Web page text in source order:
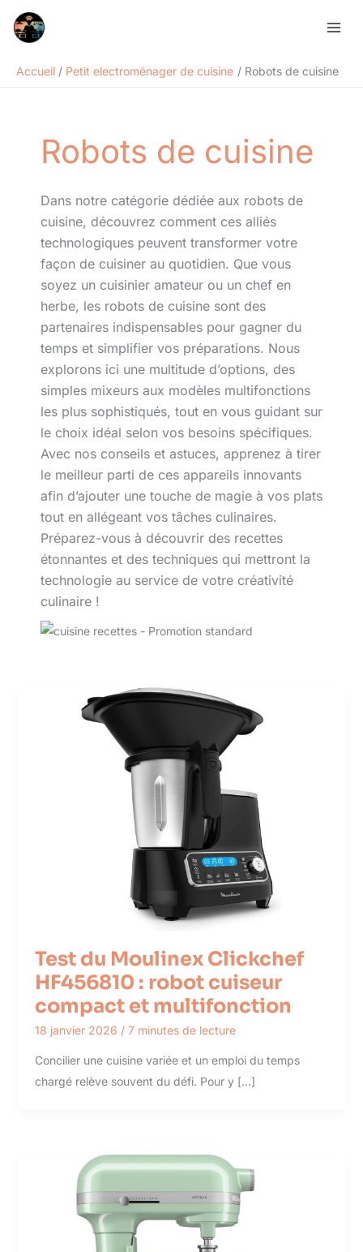
Accueil
Petit electroménager de cuisine Robots de cuisine
Robots de cuisine
Dans notre catégorie dédiée aux robots de
cuisine, découvrez comment ces alliés
technologiques peuvent transformer votre
façon de cuisiner au quotidien. Que vous
soyez un cuisinier amateur ou un chef en
herbe, les robots de cuisine sont des
partenaires indispensables pour gagner du
temps et simplifier vos préparations. Nous
explorons ici une multitude d’options, des
simples mixeurs aux modèles multifonctions
les plus sophistiqués, tout en vous guidant sur
le choix idéal selon vos besoins spécifiques.
Avec nos conseils et astuces, apprenez à tirer
le meilleur parti de ces appareils innovants
afin d’ajouter une touche de magie à vos plats
tout en allégeant vos tâches culinaires.
Préparez-vous à découvrir des recettes
étonnantes et des techniques qui mettront la
technologie au service de votre créativité
culinaire !
Test du Moulinex Clickchef
HF456810 : robot cuiseur
compact et multifonction
18 janvier 2026 / 7 minutes de lecture
Concilier une cuisine variée et un emploi du temps
chargé relève souvent du défi. Pour y […]
Rechercher